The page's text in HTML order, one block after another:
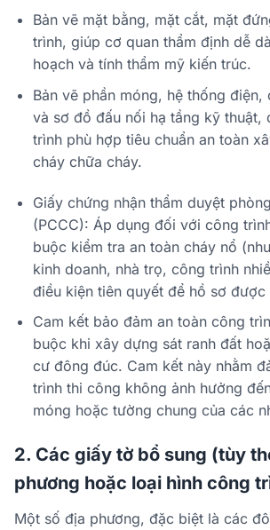
Bản vẽ mặt bằng, mặt cắt, mặt
trình, giúp cơ quan thẩm định dễ
hoạch và tính thẩm mỹ kiến trúc.
Bản vẽ phần móng, hệ thống điện,
và sơ đồ đấu nối hạ tầng kỹ thuật,
trình phù hợp tiêu chuẩn an toàn
cháy chữa cháy.
Giấy chứng nhận thẩm duyệt
(PCCC): Áp dụng đối với công
buộc kiểm tra an toàn cháy nổ
kinh doanh, nhà trọ, công trình
điều kiện tiên quyết để hồ sơ được
Cam kết bảo đảm an toàn công
buộc khi xây dựng sát ranh đất
cư đông đúc. Cam kết này nhằm
trình thi công không ảnh hưởng
móng hoặc tường chung của các
2. Các giấy tờ bổ sung (tùy
phương hoặc loại hình công
Một số địa phương, đặc biệt là các